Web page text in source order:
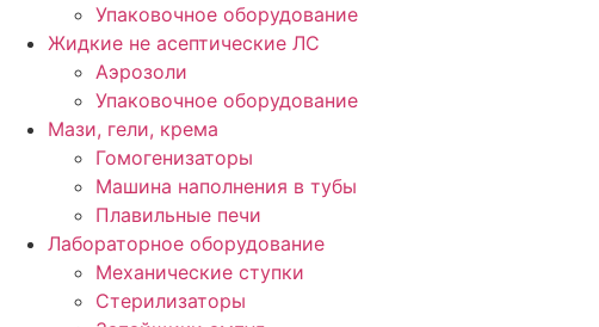
Упаковочное оборудование
Жидкие не асептические ЛС
Аэрозоли
Упаковочное оборудование
Мази, гели, крема
Гомогенизаторы
Машина наполнения в тубы
Плавильные печи
Лабораторное оборудование
Механические ступки
Стерилизаторы